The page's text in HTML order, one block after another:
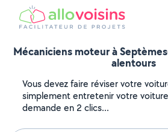
Mécaniciens moteur à
alentours
Vous devez faire réviser votre
simplement entretenir votre
demande en 2 clics...